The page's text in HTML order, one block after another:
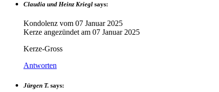
Claudia und Heinz Kriegl says:
Kondolenz vom 07 Januar 2025
Kerze angezündet am 07 Januar 2025
Kerze-Gross
Antworten
Jürgen T. says: